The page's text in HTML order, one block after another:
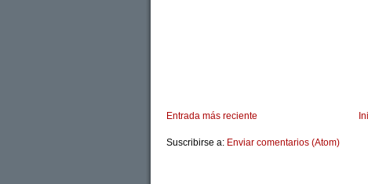
Entrada más reciente
Suscribirse a: Enviar comentarios (Atom)